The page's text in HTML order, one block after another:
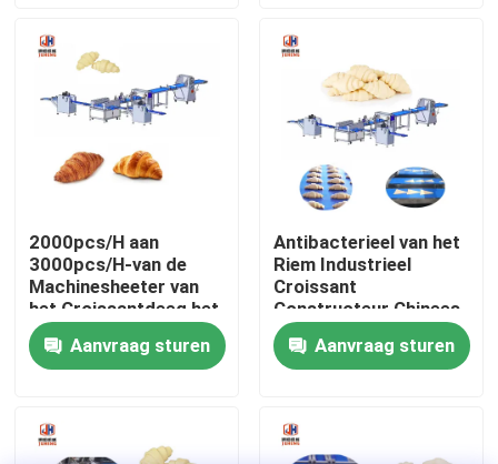
Fabrieksreis
Kwaliteitscontrole
Contacteer ons
Nieuws
Gevallen
Voedselproductielijnen
2000pcs/H aan
3000pcs/H-van de
Machinesheeter van
het Croissantdeeg het
Croissantknipsel het
KrullenAanvraag sturen
Antibacterieel van het
Riem Industrieel
Croissant
Constructeur Chinees
Bakkerij de Van
machines Materiaal
Aanvraag sturen